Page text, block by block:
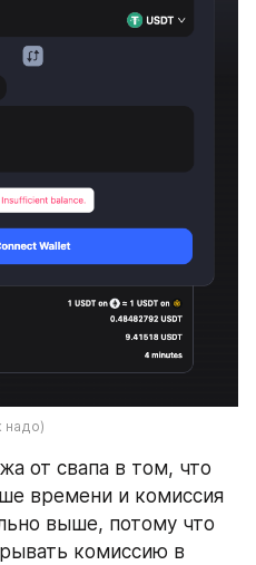
надо)
от свапа в том, что
времени и комиссия
выше, потому что
комиссию в